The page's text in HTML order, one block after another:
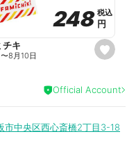
o
r
i
e
s
e
a
i
t
248
248 税込
税込
円
円
チキ
〜8月10日
Official Account
市中央区西心斎橋2丁目3-18